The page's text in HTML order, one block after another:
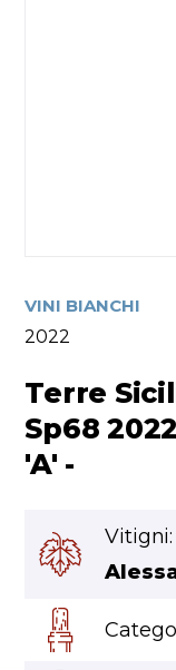
VINI BIANCHI
2022
Terre
Sp68
'A' -
Vitigni: